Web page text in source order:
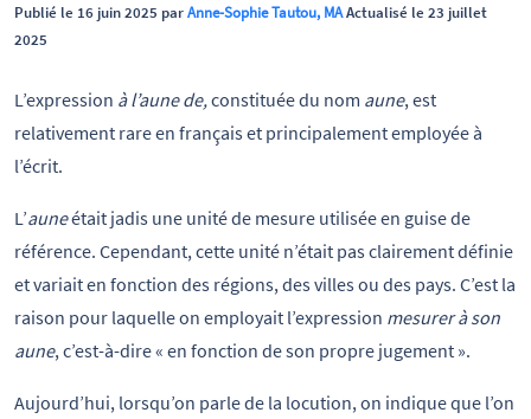
Publié le 16 juin 2025 parAnne-Sophie Tautou, MAActualisé le 23 juillet
2025
L’expression à l’aune de,constituée du nom aune, est
relativement rare en français et principalement employée à
l’écrit.
L’auneétait jadis une unité de mesure utilisée en guise de
référence. Cependant, cette unité n’était pas clairement définie
et variait en fonction des régions, des villes ou des pays. C’est la
raison pour laquelle on employait l’expression mesurer à son
aune, c’est-à-dire « en fonction de son propre jugement ».
Aujourd’hui, lorsqu’on parle de la locution, on indique que l’on